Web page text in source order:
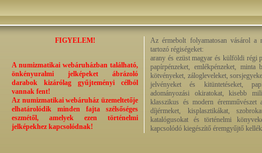
FIGYELEM!
A numizmatikai webáruházban található,
önkényuralmi jelképeket ábrázoló
darabok kizárólag gyűjteményi célból
vannak fent!
Az numizmatikai webáruház üzemeltetője
elhatárolódik minden fajta szélsőséges
eszmétől, amelyek ezen történelmi
jelképekhez kapcsolódnak!
Az érmebolt folyamatosan vásárol a
tartozó régiségeket:
arany és ezüst magyar és külföldi régi
papírpénzeket, emlékpénzeket, minta
kötvényeket, zálogleveleket,
jelvényeket és kitüntetéseket,
adományozási okiratokat, kisebb
klasszikus és modern éremművészet
díjérmeket, kisplasztikákat,
katalógusokat és történelmi
kapcsolódó kiegészítő éremgyűjtő